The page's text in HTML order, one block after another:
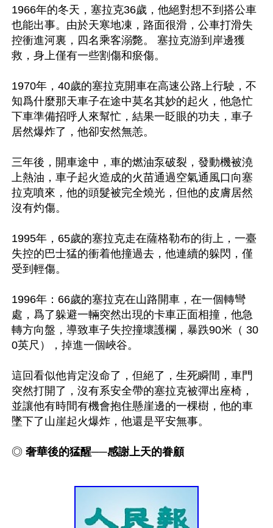
1966年的冬天，塞拉克36歲，他絕對想不到搭公車
也能出事。由於天寒地凍，路面很滑，公車打滑失
控衝進河裏，四名乘客溺斃。 塞拉克游到岸邊獲
救，身上僅有一些割傷和瘀傷。
1970年，40歲的塞拉克開車在高速公路上行駛，不
知爲什麼那天車子在途中莫名其妙的起火，他急忙
下車準備招呼人來幫忙，結果一眨眼的功夫，車子
居然爆炸了，他卻安然無恙。
三年後，開車途中，車的燃油泵破裂，發動機被澆
上熱油，車子起火造成的火苗通過空氣通風口向塞
拉克噴來，他的頭髮被完全燒光，但他的皮膚居然
沒有灼傷。
1995年，65歲的塞拉克走在薩格勒布的街上，一臺
失控的巴士猛的衝着他撞過去，他連續的躲閃，僅
受到輕傷。
1996年：66歲的塞拉克在山路開車，在一個轉彎
處，爲了躲避一輛突然出現的卡車正面相撞，他急
轉方向盤，導致車子失控撞壞護欄，暴跌90米（ 30
0英尺），掉進一個峽谷。
這回看似他肯定沒命了，但絕了，生死瞬間，車門
突然打開了，沒有系安全帶的塞拉克被彈出座椅，
並讓他有時間有機會抱住懸崖邊的一棵樹，他的車
◎ 奢華後的猛醒──感謝上天的眷顧